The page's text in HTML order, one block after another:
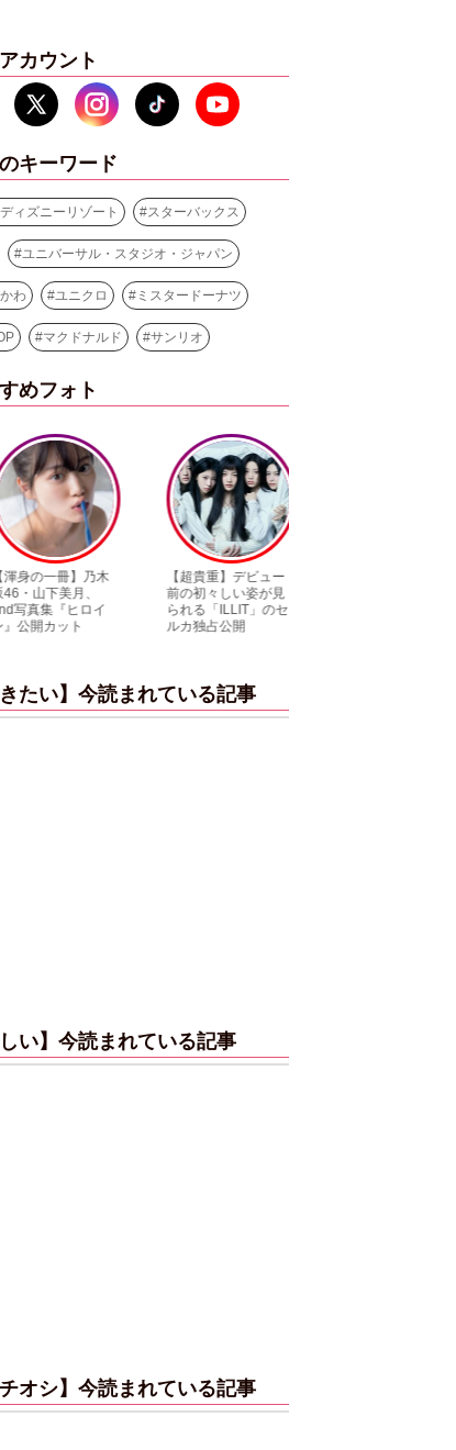
カウント
キーワード
ィズニーリゾート #スターバックス
#ユニバーサル・スタジオ・ジャパン
わ #ユニクロ # ミスタードーナツ
#マクドナルド #サンリオ
めフォト
渾身の一冊】乃木
・山下美月、
写真集『ヒロイ
』公開カット
【超貴重】デビュー
前の初々しい姿が見
られる「ILLIT」のセ
ルカ独占公開
きたい】今読まれている記事
しい】今読まれている記事
チオシ】今読まれている記事